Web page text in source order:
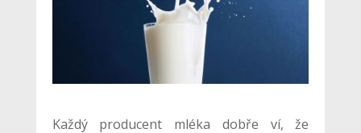
Každý producent mléka dobře ví, že